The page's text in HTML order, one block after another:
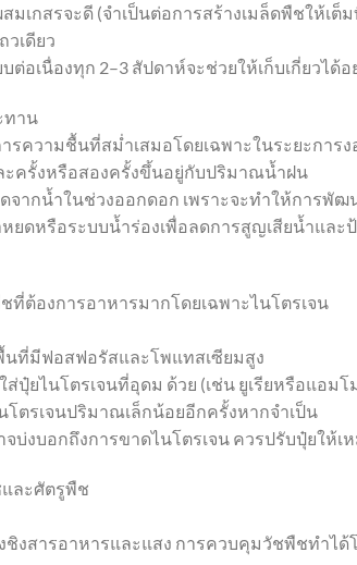
มเกสรจะดี (จำเป็นต่อการสร้างเมล็ดพืชให้เ
วเดียว
ต่อเนื่องทุก 2–3 สัปดาห์จะช่วยให้เก็บเกี่ยวได้อ
ทาน
รความชื้นที่สม่ำเสมอโดยเฉพาะในระยะการ
ครั้งหรือสองครั้งขึ้นอยู่กับปริมาณน้ำฝน
ดจากน้ำในช่วงออกดอก เพราะจะทำให้การพั
ยดหรือระบบน้ำร่องเพื่อลดการสูญเสียน้ำและ
ที่ต้องการอาหารมากโดยเฉพาะไนโตรเจน
นที่มีฟอสฟอรัสและโพแทสเซียมสูง
ส่ปุ๋ยไนโตรเจนที่อุดม ด้วย (เช่น ยูเรียหรือแอมโ
โตรเจนปริมาณเล็กน้อยอีกครั้งหากจำเป็น
จบ่งบอกถึงการขาดไนโตรเจน ควรปรับปุ๋ยให้เ
ละศัตรูพืช
งสารอาหารและแสง การควบคุมวัชพืชทำได้